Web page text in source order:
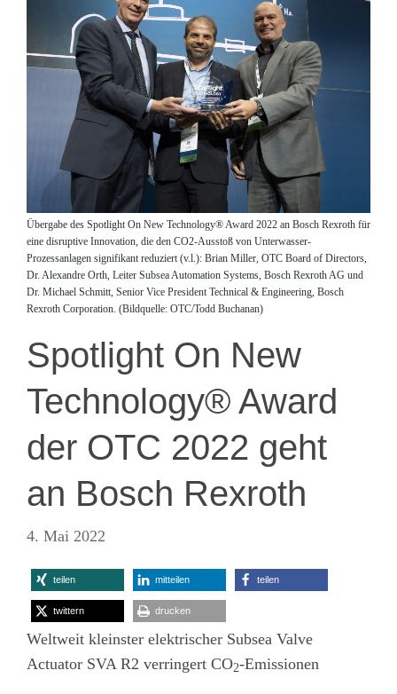
Übergabe des Spotlight On New Technology® Award 2022 an Bosch Rexroth für
eine disruptive Innovation, die den CO2-Ausstoß von Unterwasser-
Prozessanlagen signifikant reduziert (v.l.): Brian Miller, OTC Board of Directors,
Dr. Alexandre Orth, Leiter Subsea Automation Systems, Bosch Rexroth AG und
Dr. Michael Schmitt, Senior Vice President Technical & Engineering, Bosch
Rexroth Corporation. (Bildquelle: OTC/Todd Buchanan)
Spotlight On New
Technology® Award
der OTC 2022 geht
an Bosch Rexroth
4. Mai 2022
teilen mitteilen teilen
twittern drucken
Weltweit kleinster elektrischer Subsea Valve
Actuator SVA R2 verringert CO2-Emissionen